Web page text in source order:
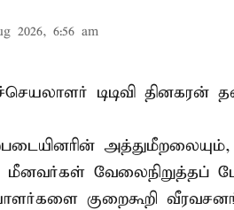
2026, 6:56 am
டிடிவி தினகரன்
மீனவர்கள் வேலைநிறுத்தப்
குறைகூறி